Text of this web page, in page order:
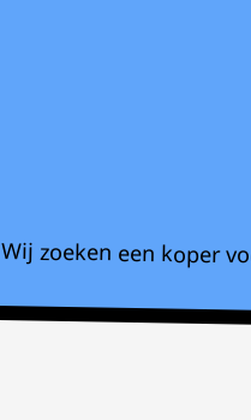
Wij zoeken een koper